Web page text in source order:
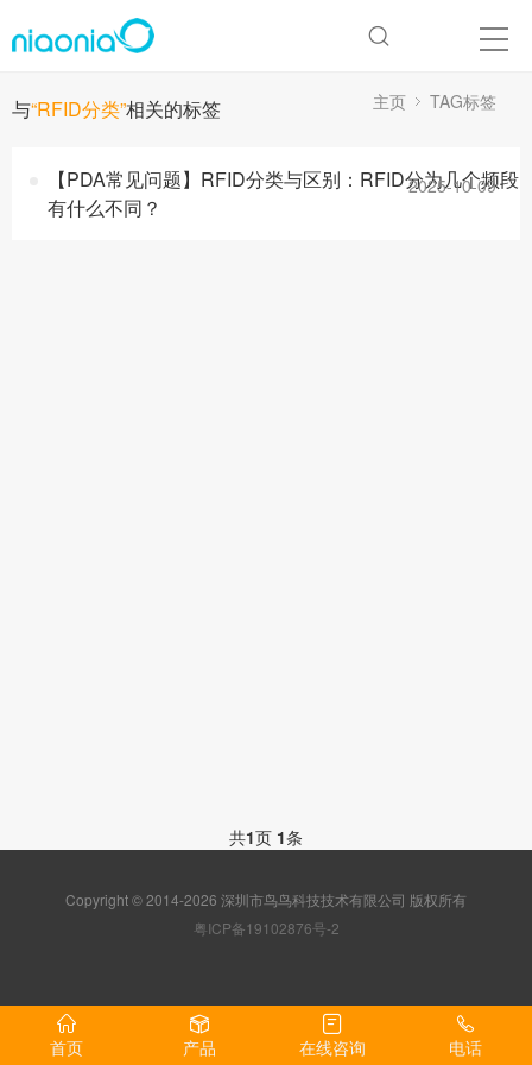
与“RFID分类”相关的标签 主页 TAG标签
【PDA常见问题】RFID分类与区别：RFID分为几个频段
有什么不同？
2025-10-09
共1页 1条
Copyright © 2014-2026 深圳市鸟鸟科技技术有限公司 版权所有
粤ICP备19102876号-2
首页 产品 在线咨询 电话